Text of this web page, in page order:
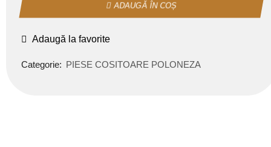
ADAUGĂ ÎN COȘ
Adaugă la favorite
Categorie: PIESE COSITOARE POLONEZA